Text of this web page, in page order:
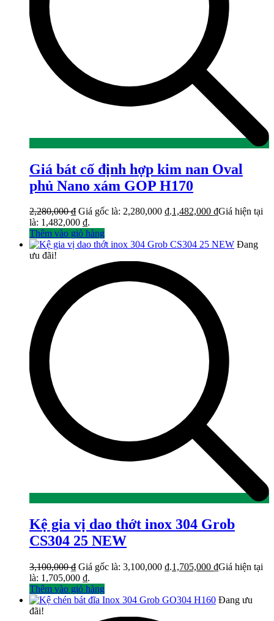
Giá bát cố định hợp kim nan Oval
phủ Nano xám GOP H170
2,280,000₫ Giá gốc là: 2,280,000 ₫.1,482,000 ₫Giá hiện tại
là: 1,482,000 ₫.
Thêm vào giỏ hàng
Đang
ưu đãi!
Kệ gia vị dao thớt inox 304 Grob
CS304 25 NEW
3,100,000₫ Giá gốc là: 3,100,000 ₫.1,705,000 ₫Giá hiện tại
là: 1,705,000 ₫.
Thêm vào giỏ hàng
Đang ưu
đãi!